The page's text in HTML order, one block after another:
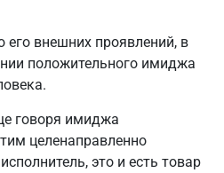
его внешних проявлений, в
положительного имиджа
говоря имиджа
целенаправленно
это и есть товар